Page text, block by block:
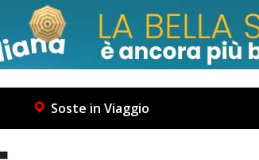
Soste in Viaggio